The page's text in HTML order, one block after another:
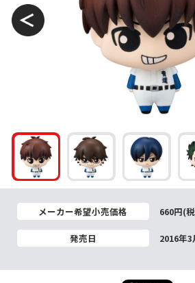
メーカー希望小売価格 660円(
発売日 2016年